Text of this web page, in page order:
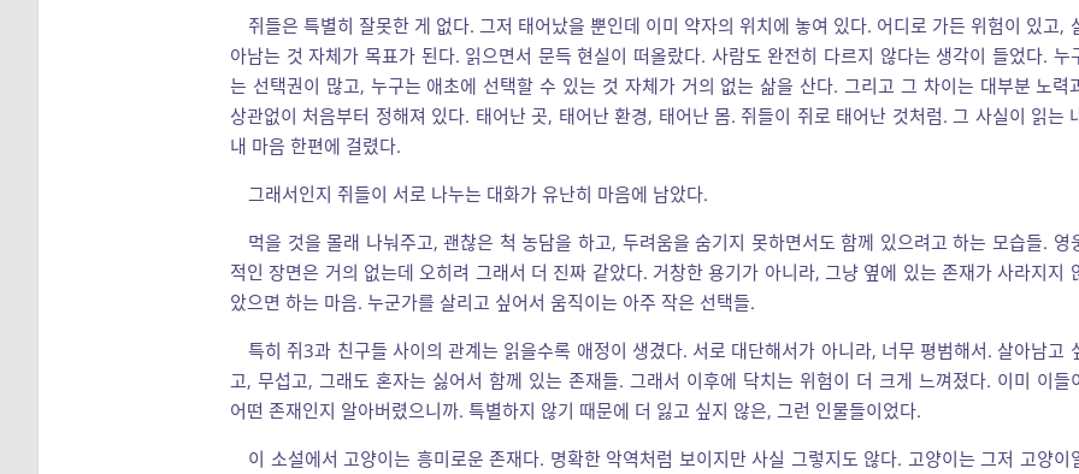
쥐들은 특별히 잘못한 게 없다. 그저 태어났을 뿐인데 이미 약자의 위치에 놓여 있다. 어디로 가든 위험이 있고,
아남는 것 자체가 목표가 된다. 읽으면서 문득 현실이 떠올랐다. 사람도 완전히 다르지 않다는 생각이 들었다. 누
는 선택권이 많고, 누구는 애초에 선택할 수 있는 것 자체가 거의 없는 삶을 산다. 그리고 그 차이는 대부분 노력
상관없이 처음부터 정해져 있다. 태어난 곳, 태어난 환경, 태어난 몸. 쥐들이 쥐로 태어난 것처럼. 그 사실이 읽는
내 마음 한편에 걸렸다.
그래서인지 쥐들이 서로 나누는 대화가 유난히 마음에 남았다.
먹을 것을 몰래 나눠주고, 괜찮은 척 농담을 하고, 두려움을 숨기지 못하면서도 함께 있으려고 하는 모습들. 영
적인 장면은 거의 없는데 오히려 그래서 더 진짜 같았다. 거창한 용기가 아니라, 그냥 옆에 있는 존재가 사라지지
았으면 하는 마음. 누군가를 살리고 싶어서 움직이는 아주 작은 선택들.
특히 쥐3과 친구들 사이의 관계는 읽을수록 애정이 생겼다. 서로 대단해서가 아니라, 너무 평범해서. 살아남고
고, 무섭고, 그래도 혼자는 싫어서 함께 있는 존재들. 그래서 이후에 닥치는 위험이 더 크게 느껴졌다. 이미 이들
어떤 존재인지 알아버렸으니까. 특별하지 않기 때문에 더 잃고 싶지 않은, 그런 인물들이었다.
이 소설에서 고양이는 흥미로운 존재다. 명확한 악역처럼 보이지만 사실 그렇지도 않다. 고양이는 그저 고양이